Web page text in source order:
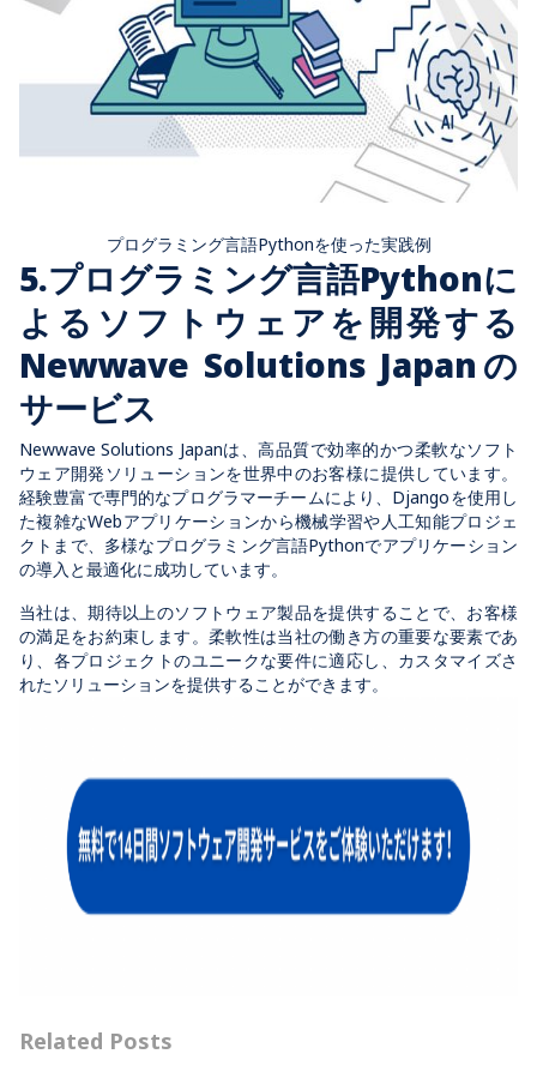
プログラミング言語Pythonを使った実践例
5.プログラミング言語Pythonに
よるソフトウェアを開発する
Newwave Solutions Japanの
サービス
Newwave Solutions Japanは、高品質で効率的かつ柔軟なソフト
ウェア開発ソリューションを世界中のお客様に提供しています。
経験豊富で専門的なプログラマーチームにより、Djangoを使用し
た複雑なWebアプリケーションから機械学習や人工知能プロジェ
クトまで、多様なプログラミング言語Pythonでアプリケーション
の導入と最適化に成功しています。
当社は、期待以上のソフトウェア製品を提供することで、お客様
の満足をお約束します。柔軟性は当社の働き方の重要な要素であ
り、各プロジェクトのユニークな要件に適応し、カスタマイズさ
れたソリューションを提供することができます。
Related Posts